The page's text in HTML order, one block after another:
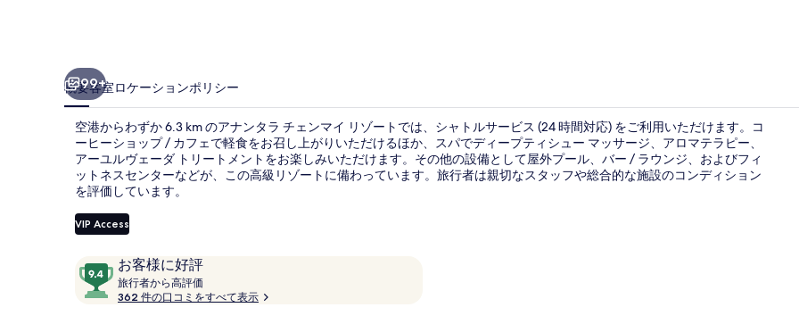
の
写
真
ギ
ャ
ラ
ー
廊下
99+
概要客室ロケーションポリシー
空港からわずか 6.3 km のアナンタラ チェンマイ リゾートでは、シャトルサービス (24 時間対応) をご利用いただけます。コ
ーヒーショップ / カフェで軽食をお召し上がりいただけるほか、スパでディープティシュー マッサージ、アロマテラピー、
アーユルヴェーダ トリートメントをお楽しみいただけます。その他の設備として屋外プール、バー / ラウンジ、およびフィ
ットネスセンターなどが、この高級リゾートに備わっています。旅行者は親切なスタッフや総合的な施設のコンディション
を評価しています。
VIP Access
口
コ
ミ
お客様に好評
10
段
階
旅行者から高評価
行
362 件の口コミをすべて表示